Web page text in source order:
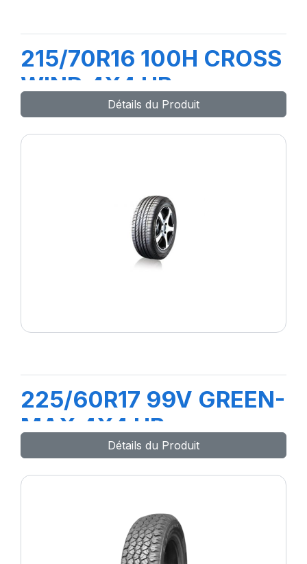
215/70R16 100H CROSS
WIND 4X4 HP
Détails du Produit
225/60R17 99V GREEN-
MAX 4X4 HP
Détails du Produit